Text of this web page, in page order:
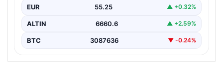
EUR 55.25 ▲ +0.32%
ALTIN 6660.6 ▲ +2.59%
BTC 3087636 ▼ -0.24%